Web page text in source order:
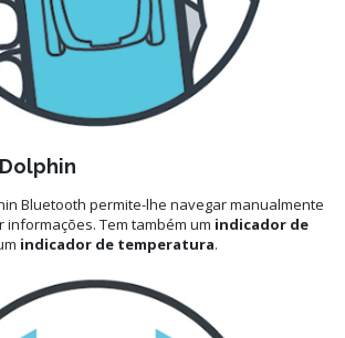
Bluetooth permite-lhe navegar manualmente
Tem também um indicador de
indicador de temperatura.